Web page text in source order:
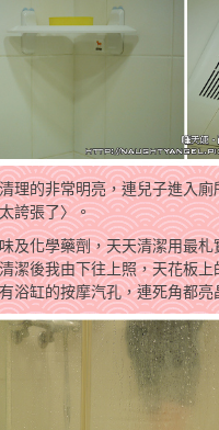
理的非常明亮，連兒子進入廁
誇張了〉。
及化學藥劑，天天清潔用最札
潔後我由下往上照，天花板上
浴缸的按摩汽孔，連死角都亮